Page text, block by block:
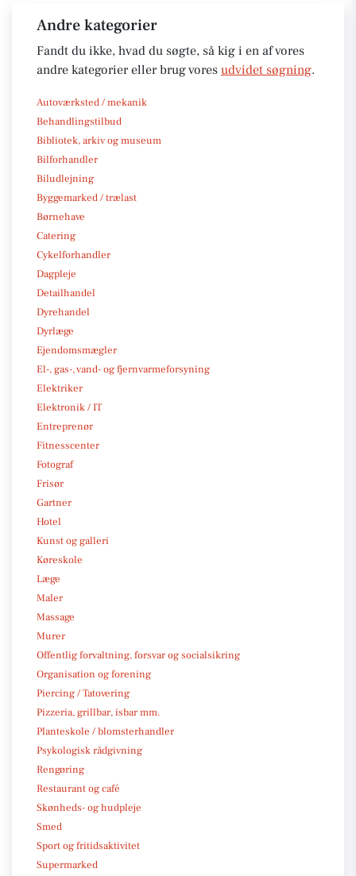
Andre kategorier
Fandt du ikke, hvad du søgte, så kig i en af vores
andre kategorier eller brug vores udvidet søgning.
Autoværksted / mekanik
Behandlingstilbud
Bibliotek, arkiv og museum
Bilforhandler
Biludlejning
Byggemarked / trælast
Børnehave
Catering
Cykelforhandler
Dagpleje
Detailhandel
Dyrehandel
Dyrlæge
Ejendomsmægler
El-, gas-, vand- og fjernvarmeforsyning
Elektriker
Elektronik / IT
Entreprenør
Fitnesscenter
Fotograf
Frisør
Gartner
Hotel
Kunst og galleri
Køreskole
Læge
Maler
Massage
Murer
Offentlig forvaltning, forsvar og socialsikring
Organisation og forening
Piercing / Tatovering
Pizzeria, grillbar, isbar mm.
Planteskole / blomsterhandler
Psykologisk rådgivning
Rengøring
Restaurant og café
Skønheds- og hudpleje
Smed
Sport og fritidsaktivitet
Supermarked